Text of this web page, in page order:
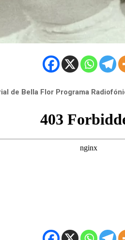
de Bella Flor Programa